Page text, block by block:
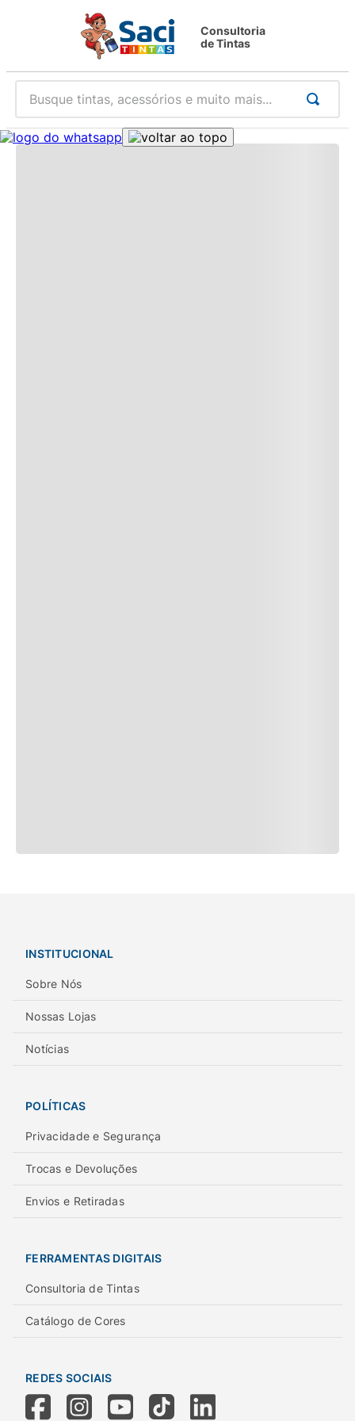
Consultoria
de Tintas
Busque tintas, acessórios e muito mais...
INSTITUCIONAL
Sobre Nós
Nossas Lojas
Notícias
POLÍTICAS
Privacidade e Segurança
Trocas e Devoluções
Envios e Retiradas
FERRAMENTAS DIGITAIS
Consultoria de Tintas
Catálogo de Cores
REDES SOCIAIS